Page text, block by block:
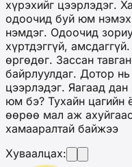
хүрэхийг цээрлэдэг.
одоочид буй юм
нэмдэг. Одоочид
хүртдэггүй,
өргөдөг. Зассан
байрлуулдаг. Дотор
цээрлэдэг. Яагаад
юм бэ? Тухайн цагийн
өөрөө мал аж
хамааралтай байжээ
Хуваалцах: